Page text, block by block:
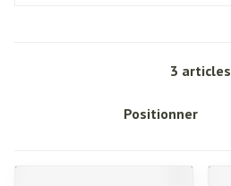
3 articles
Trier par: